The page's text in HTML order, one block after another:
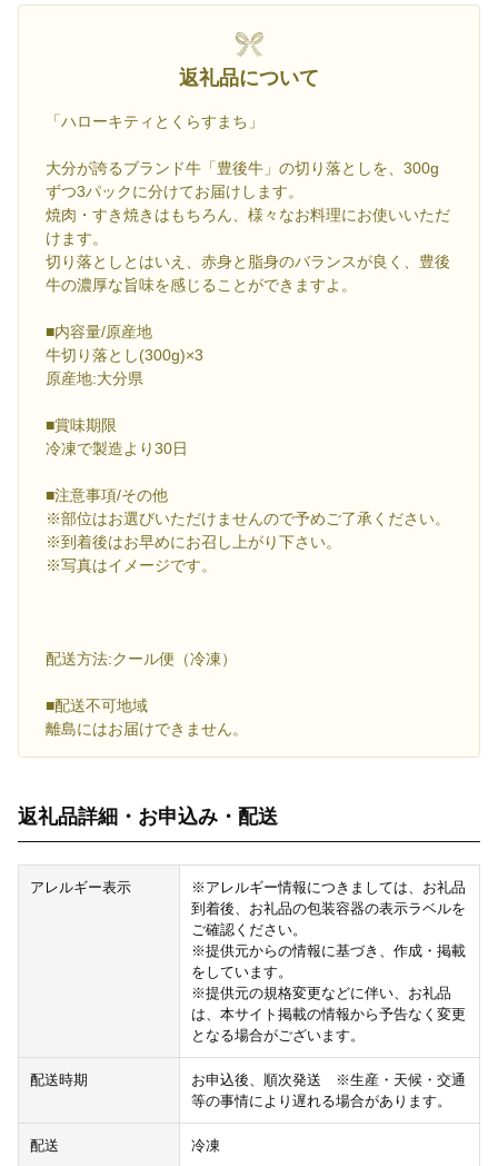
返礼品について
「ハローキティとくらすまち」
大分が誇るブランド牛「豊後牛」の切り落としを、300g
ずつ3パックに分けてお届けします。
焼肉・すき焼きはもちろん、様々なお料理にお使いいただ
けます。
切り落としとはいえ、赤身と脂身のバランスが良く、豊後
牛の濃厚な旨味を感じることができますよ。
■内容量/原産地
牛切り落とし(300g)×3
原産地:大分県
■賞味期限
冷凍で製造より30日
■注意事項/その他
※部位はお選びいただけませんので予めご了承ください。
※到着後はお早めにお召し上がり下さい。
※写真はイメージです。
配送方法:クール便（冷凍）
■配送不可地域
離島にはお届けできません。
返礼品詳細・お申込み・配送
アレルギー表示
※アレルギー情報につきましては、お礼品
到着後、お礼品の包装容器の表示ラベルを
ご確認ください。
※提供元からの情報に基づき、作成・掲載
をしています。
※提供元の規格変更などに伴い、お礼品
は、本サイト掲載の情報から予告なく変更
となる場合がございます。
配送時期
お申込後、順次発送 ※生産・天候・交通
等の事情により遅れる場合があります。
配送 冷凍